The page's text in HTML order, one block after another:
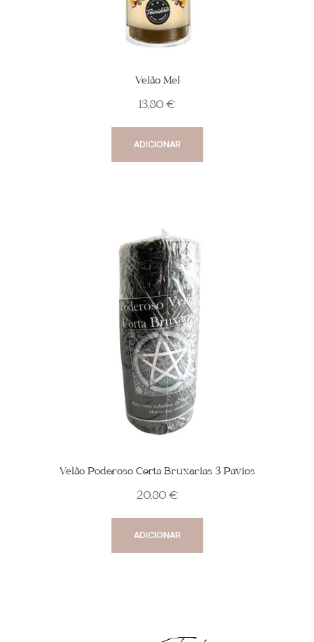
Velão Mel
13,80 €
ADICIONAR
Velão Poderoso Corta Bruxarias 3 Pavios
20,80 €
ADICIONAR